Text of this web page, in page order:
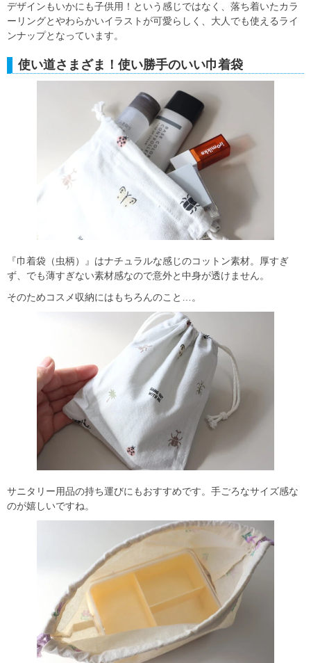
デザインもいかにも子供用！という感じではなく、落ち着いたカラ
ーリングとやわらかいイラストが可愛らしく、大人でも使えるライ
ンナップとなっています。
使い道さまざま！使い勝手のいい巾着袋
『巾着袋（虫柄）』はナチュラルな感じのコットン素材。厚すぎ
ず、でも薄すぎない素材感なので意外と中身が透けません。
そのためコスメ収納にはもちろんのこと…。
サニタリー用品の持ち運びにもおすすめです。手ごろなサイズ感な
のが嬉しいですね。